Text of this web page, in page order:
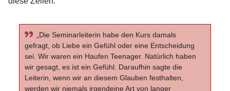
„Die Seminarleiterin habe den Kurs damals
gefragt, ob Liebe ein Gefühl oder eine Entscheidung
sei. Wir waren ein Haufen Teenager. Natürlich haben
wir gesagt, es ist ein Gefühl. Daraufhin sagte die
Leiterin, wenn wir an diesem Glauben festhalten,
werden wir niemals irgendeine Art von langer